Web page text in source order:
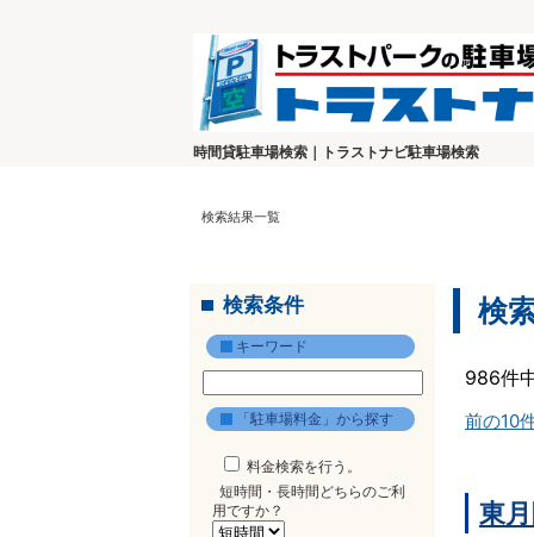
時間貸駐車場検索｜トラストナビ駐車場検索
検索結果一覧
検索条件
キーワード
「駐車場料金」から探す
料金検索を行う。
短時間・長時間どちらのご利
用ですか？
検
986件
前の10
東